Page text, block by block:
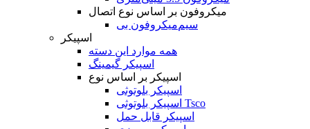
میکروفون بر اساس نوع اتصال
میکروفون بی‌‎سیم
اسپیکر
همه موارد این دسته
اسپیکر گیمینگ
اسپیکر بر اساس نوع
اسپیکر بلوتوثی
اسپیکر بلوتوثی Tsco
اسپیکر قابل حمل